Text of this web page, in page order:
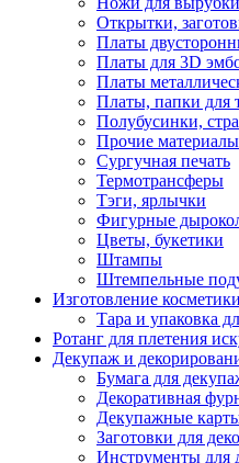
Открытки,
Платы
Платы для 3D
Платы
Платы, папки для
Полубусинки,
Прочие материалы
Сургучная печать
Термотрансферы
Тэги, ярлычки
Фигурные
Цветы, букетики
Штампы
Штемпельные
Изготовление
Тара и упаковка
Ротанг для плетения
Декупаж и
Бумага для
Декоративная
Декупажные
Заготовки для
Инструменты для